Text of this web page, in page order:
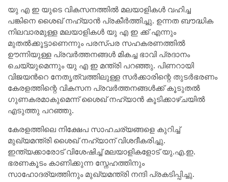
യു എ ഇ യുടെ വികസനത്തിൽ മലയാളികൾ വഹിച്ച
പങ്കിനെ ശൈഖ് നഹ്യാൻ പ്രകീർത്തിച്ചു. ഉന്നത ബൗദ്ധിക
നിലവാരമുള്ള മലയാളികൾ യു എ ഇ ക്ക് എന്നും
മുതൽക്കൂട്ടാണെന്നും പരസ്പര സഹകരണത്തിൽ
ഊന്നിയുള്ള പ്രവർത്തനങ്ങൾ മികച്ച ഭാവി പ്രദാനം
ചെയ്യുമെന്നും യു എ ഇ മന്ത്രി പറഞ്ഞു. പിണറായി
വിജയൻറെ നേതൃത്വത്തിലുള്ള സർക്കാരിന്റെ തുടർഭരണം
കേരളത്തിന്റെ വികസന പ്രവർത്തനങ്ങൾക്ക് കൂടുതൽ
ഗുണകരമാകുമെന്ന് ശൈഖ് നഹ്യാൻ കൂടിക്കാഴ്ചയിൽ
എടുത്തു പറഞ്ഞു.
കേരളത്തിലെ നിക്ഷേപ സാഹചര്യങ്ങളെ കുറിച്ച്
മുഖ്യമന്ത്രി ശൈഖ് നഹ്യാന് വിശദീകരിച്ചു.
ഇന്ത്യക്കാരോട് വിശേഷിച്ച് മലയാളികളോട് യു.എ.ഇ.
ഭരണകൂടം കാണിക്കുന്ന സ്നേഹത്തിനും
സാഹോദര്യത്തിനും മുഖ്യമന്ത്രി നന്ദി പ്രകടിപ്പിച്ചു.